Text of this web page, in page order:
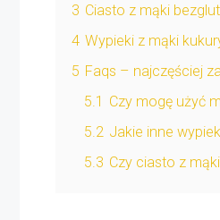
3 Ciasto z mąki
4 Wypieki z mąki
5 Faqs – najczęściej
5.1 Czy mogę użyć
5.2 Jakie inne
5.3 Czy ciasto z